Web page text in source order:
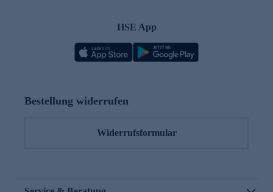
HSE App
Bestellung widerrufen
Widerrufsformular